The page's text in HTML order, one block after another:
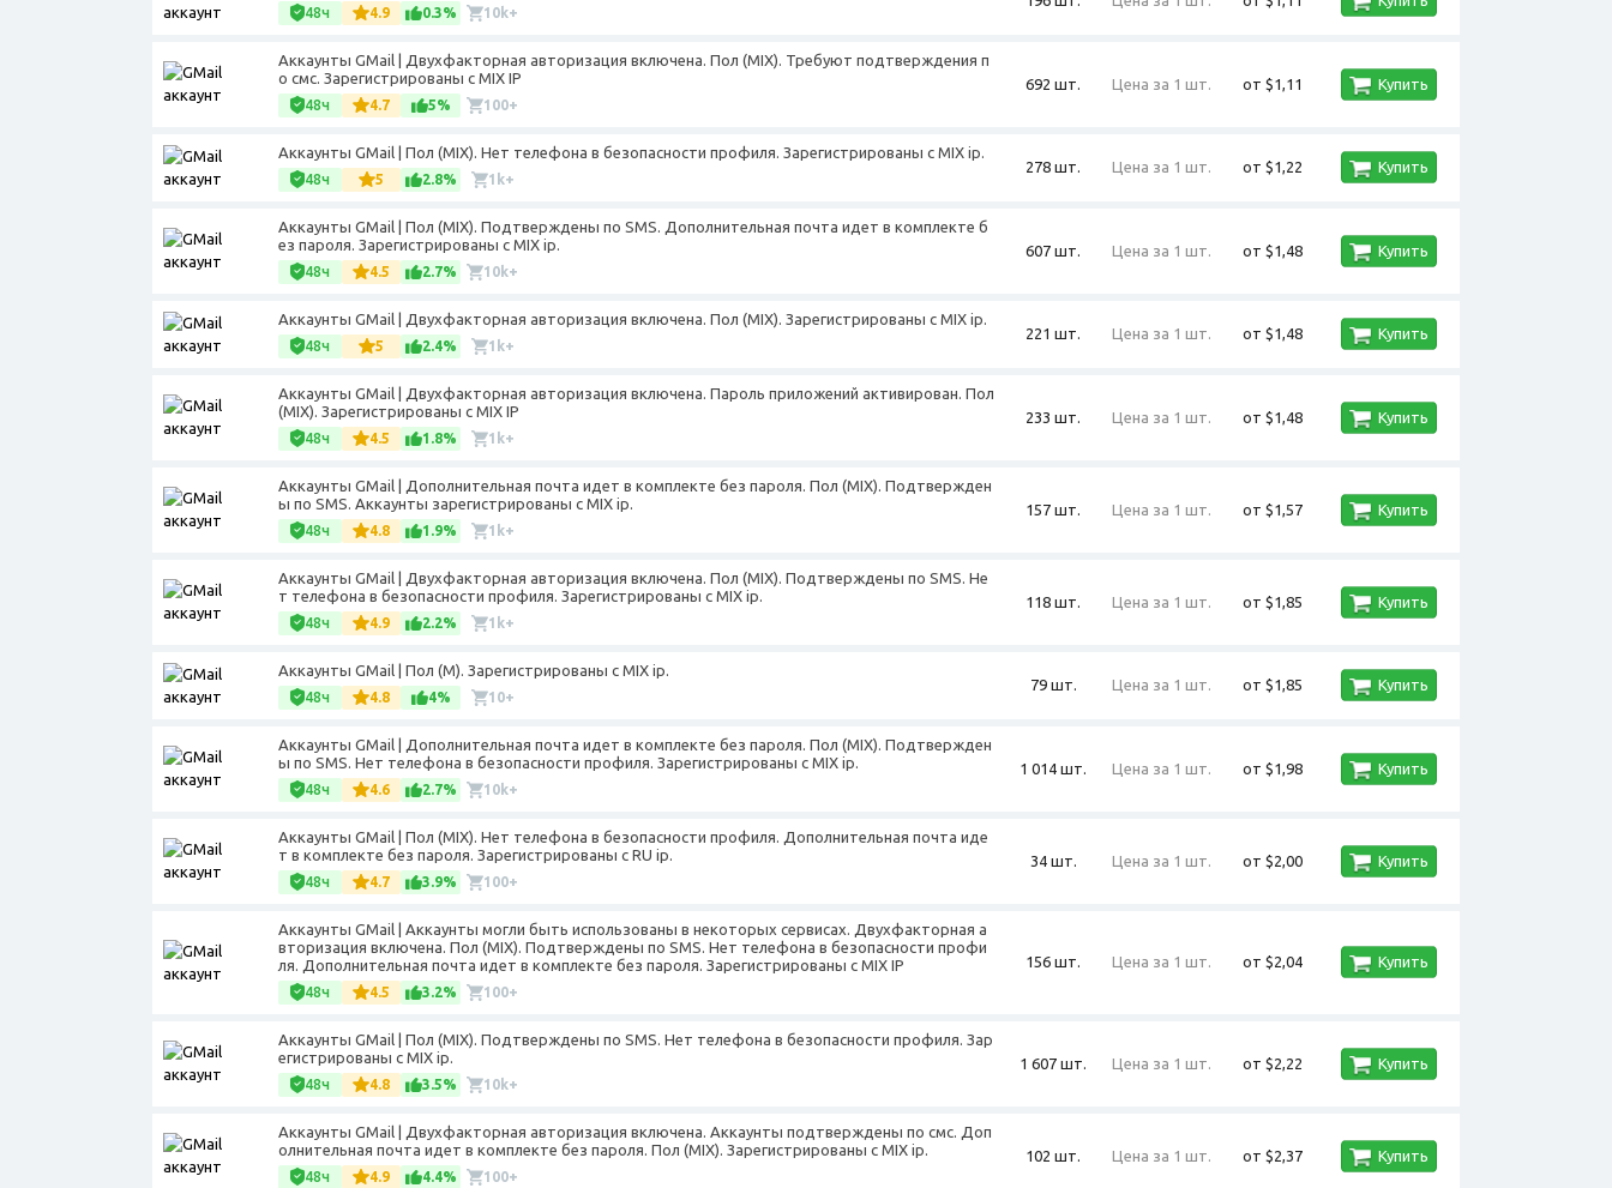
48ч 4.9 0.3% 10k+
Аккаунты GMail | Двухфакторная авторизация включена. Пол (MIX). Требуют подтверждения п
о смс. Зарегистрированы с MIX IP
48ч 4.7 5% 100+
692 шт. Цена за 1 шт. от $1,11 Купить
Аккаунты GMail | Пол (MIX). Нет телефона в безопасности профиля. Зарегистрированы с MIX ip.
48ч 5 2.8% 1k+
278 шт. Цена за 1 шт. от $1,22 Купить
Аккаунты GMail | Пол (МIX). Подтверждены по SMS. Дополнительная почта идет в комплекте б
ез пароля. Зарегистрированы с MIX ip.
48ч 4.5 2.7% 10k+
607 шт. Цена за 1 шт. от $1,48 Купить
Аккаунты GMail | Двухфакторная авторизация включена. Пол (MIX). Зарегистрированы с MIX ip.
48ч 5 2.4% 1k+
221 шт. Цена за 1 шт. от $1,48 Купить
Аккаунты GMail | Двухфакторная авторизация включена. Пароль приложений активирован. Пол
(MIX). Зарегистрированы с MIX IP
48ч 4.5 1.8% 1k+
233 шт. Цена за 1 шт. от $1,48 Купить
Аккаунты GMail | Дополнительная почта идет в комплекте без пароля. Пол (MIX). Подтвержден
ы по SMS. Аккаунты зарегистрированы с MIX ip.
48ч 4.8 1.9% 1k+
157 шт. Цена за 1 шт. от $1,57 Купить
Аккаунты GMail | Двухфакторная авторизация включена. Пол (MIX). Подтверждены по SMS. Не
т телефона в безопасности профиля. Зарегистрированы с MIX ip.
48ч 4.9 2.2% 1k+
118 шт. Цена за 1 шт. от $1,85 Купить
Аккаунты GMail | Пол (М). Зарегистрированы с MIX ip.
48ч 4.8 4% 10+
79 шт. Цена за 1 шт. от $1,85 Купить
Аккаунты GMail | Дополнительная почта идет в комплекте без пароля. Пол (MIX). Подтвержден
ы по SMS. Нет телефона в безопасности профиля. Зарегистрированы с MIX ip.
48ч 4.6 2.7% 10k+
1 014 шт. Цена за 1 шт. от $1,98 Купить
Аккаунты GMail | Пол (МIX). Нет телефона в безопасности профиля. Дополнительная почта иде
т в комплекте без пароля. Зарегистрированы с RU ip.
48ч 4.7 3.9% 100+
34 шт. Цена за 1 шт. от $2,00 Купить
Аккаунты GMail | Аккаунты могли быть использованы в некоторых сервисах. Двухфакторная а
вторизация включена. Пол (MIX). Подтверждены по SMS. Нет телефона в безопасности профи
ля. Дополнительная почта идет в комплекте без пароля. Зарегистрированы с MIX IP
48ч 4.5 3.2% 100+
156 шт. Цена за 1 шт. от $2,04 Купить
Аккаунты GMail | Пол (MIX). Подтверждены по SMS. Нет телефона в безопасности профиля. Зар
егистрированы с MIX ip.
48ч 4.8 3.5% 10k+
1 607 шт. Цена за 1 шт. от $2,22 Купить
Аккаунты GMail | Двухфакторная авторизация включена. Аккаунты подтверждены по смс. Доп
олнительная почта идет в комплекте без пароля. Пол (MIX). Зарегистрированы с MIX ip.
48ч 4.9 4.4% 100+
102 шт. Цена за 1 шт. от $2,37 Купить